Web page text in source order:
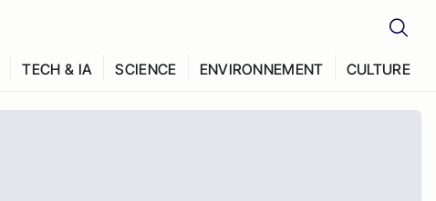
TECH & IA SCIENCE ENVIRONNEMENT CULTURE